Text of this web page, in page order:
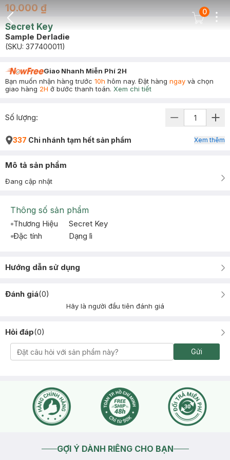
Back Icon
Cart Icon
0
10.000 ₫
Secret Key
Sample Derladie
(SKU: 377400011)
Giao Nhanh Miễn Phí 2H
Bạn muốn nhận hàng trước 10h hôm nay. Đặt hàng ngay và chọn
giao hàng 2H ở bước thanh toán. Xem chi tiết
Số lượng:
337 Chi nhánh tạm hết sản phẩm Xem thêm
Mô tả sản phẩm
Đang cập nhật
Thông số sản phẩm
Thương Hiệu
Secret Key
Đặc tính
Dạng lì
Hướng dẫn sử dụng
Đánh giá(0)
Hãy là người đầu tiên đánh giá
Hỏi đáp(0)
Gửi
GỢI Ý DÀNH RIÊNG CHO BẠN